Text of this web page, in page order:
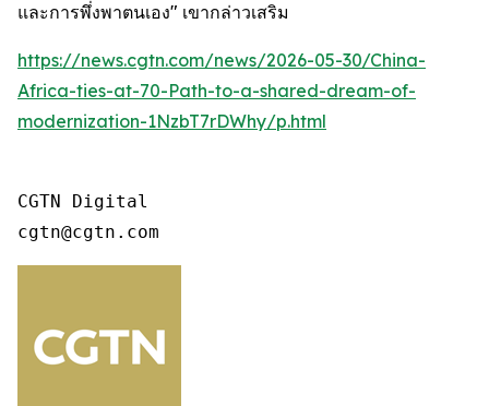
และการพึ่งพาตนเอง" เขากล่าวเสริม
https://news.cgtn.com/news/2026-05-30/China-
Africa-ties-at-70-Path-to-a-shared-dream-of-
modernization-1NzbT7rDWhy/p.html
CGTN Digital
cgtn@cgtn.com